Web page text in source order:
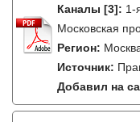
Каналы [3]: 1-
Московская
Регион:
Источник:
Добавил на